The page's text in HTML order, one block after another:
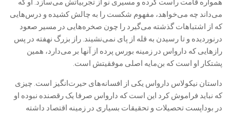
همواره قامت راست کرده و مسیری نو از تجربیاتش می‌سازد. او که
می‌داند چه می‌خواهد، مفهوم شکست را به چالش کشیده و درس‌هایی
که از اشتباهات گذشته می‌گیرد را چون صخره‌هایی در مسیر صعود
درنوردیده و تا رسیدن به قله از پای نمی‌نشیند. راز بزرگ نهفته در پس
رازهایی که دارواس در زمینە بورس پرده از آنها بر می‌دارد، همین
پشتکار او است که بن‌مایە اصلی موفقیتش است.
داستان نیکولاس دارواس یکی از افسانه‌های حیرت‌انگیز است. چیزی
که نباید فراموش کرد این است که دارواس صرفا یک رقصنده نبوده او
در بوداپست تحصیلات و تحقیقات بسیاری در زمینه اقتصاد داشته